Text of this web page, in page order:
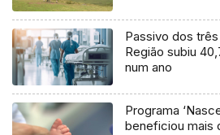
Passivo dos
Região subiu
num ano
Programa
beneficiou mais